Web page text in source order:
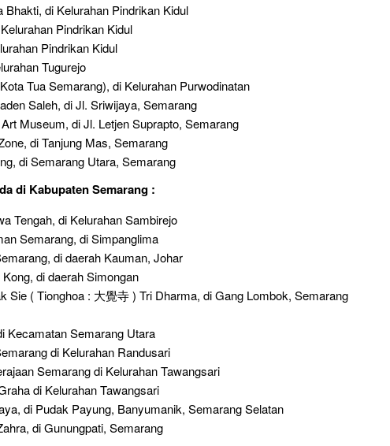
Bhakti, di Kelurahan Pindrikan Kidul
Pindrikan Kidul
Pindrikan Kidul
Tugurejo
Tua Semarang), di Kelurahan Purwodinatan
Saleh, di Jl. Sriwijaya, Semarang
Museum, di Jl. Letjen Suprapto, Semarang
di Tanjung Mas, Semarang
di Semarang Utara, Semarang
di Kabupaten Semarang :
Tengah, di Kelurahan Sambirejo
Semarang, di Simpanglima
di daerah Kauman, Johar
di daerah Simongan
Sie ( Tionghoa : 大覺寺 ) Tri Dharma, di Gang Lombok, Semarang
Kecamatan Semarang Utara
di Kelurahan Randusari
Semarang di Kelurahan Tawangsari
di Kelurahan Tawangsari
di Pudak Payung, Banyumanik, Semarang Selatan
di Gunungpati, Semarang